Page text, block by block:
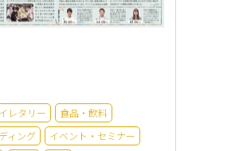
レタリー
食品・飲料
ィング
イベント・セミナー